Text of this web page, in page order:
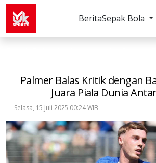
BeritaSepak Bola
Palmer Balas Kritik dengan
Juara Piala Dunia
Selasa, 15 Juli 2025 00:24 WIB